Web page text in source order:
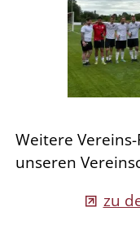
Weitere
unseren
zu